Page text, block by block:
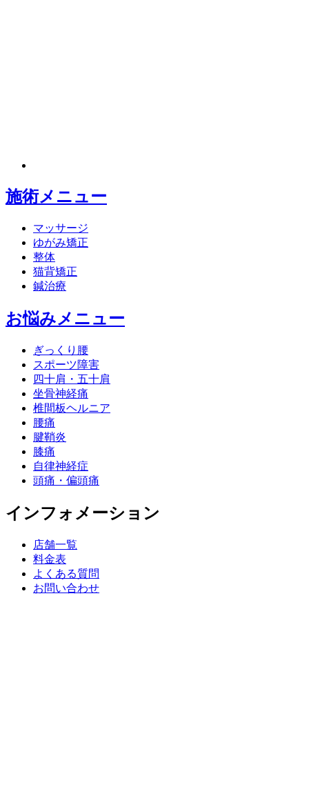
施術メニュー
マッサージ
ゆがみ矯正
整体
猫背矯正
鍼治療
お悩みメニュー
ぎっくり腰
スポーツ障害
四十肩・五十肩
坐骨神経痛
椎間板ヘルニア
腰痛
腱鞘炎
膝痛
自律神経症
頭痛・偏頭痛
インフォメーション
店舗一覧
料金表
よくある質問
お問い合わせ